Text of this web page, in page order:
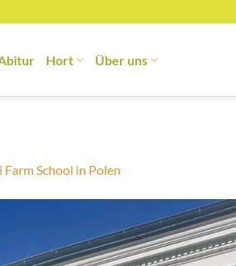
Hort Über uns
School in Polen